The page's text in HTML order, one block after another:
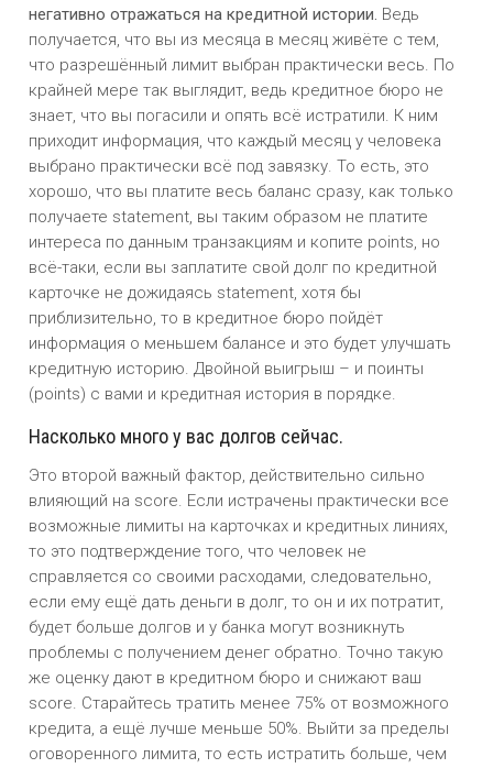
негативно отражаться на кредитной истории. Ведь
получается, что вы из месяца в месяц живёте с тем,
что разрешённый лимит выбран практически весь. По
крайней мере так выглядит, ведь кредитное бюро не
знает, что вы погасили и опять всё истратили. К ним
приходит информация, что каждый месяц у человека
выбрано практически всё под завязку. То есть, это
хорошо, что вы платите весь баланс сразу, как только
получаете statement, вы таким образом не платите
интереса по данным транзакциям и копите points, но
всё-таки, если вы заплатите свой долг по кредитной
карточке не дожидаясь statement, хотя бы
приблизительно, то в кредитное бюро пойдёт
информация о меньшем балансе и это будет улучшать
кредитную историю. Двойной выигрыш – и поинты
(points) с вами и кредитная история в порядке.
Насколько много у вас долгов сейчас.
Это второй важный фактор, действительно сильно
влияющий на score. Если истрачены практически все
возможные лимиты на карточках и кредитных линиях,
то это подтверждение того, что человек не
справляется со своими расходами, следовательно,
если ему ещё дать деньги в долг, то он и их потратит,
будет больше долгов и у банка могут возникнуть
проблемы с получением денег обратно. Точно такую
же оценку дают в кредитном бюро и снижают ваш
score. Старайтесь тратить менее 75% от возможного
кредита, а ещё лучше меньше 50%. Выйти за пределы
оговоренного лимита, то есть истратить больше, чем